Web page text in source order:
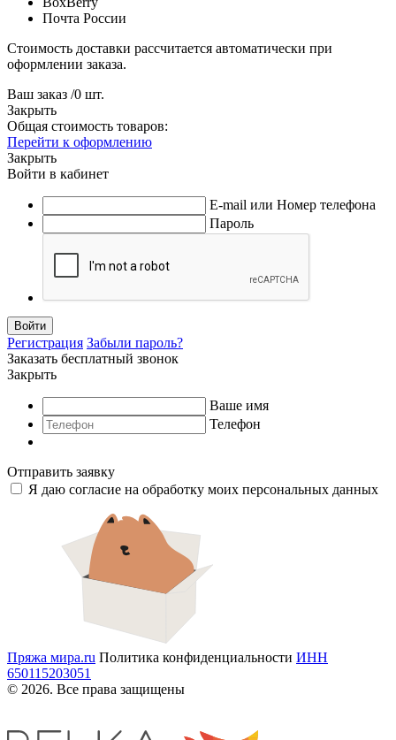
Почта России
Стоимость доставки рассчитается автоматически при
оформлении заказа.
Ваш заказ /0 шт.
Закрыть
Общая стоимость товаров:
Перейти к оформлению
Закрыть
Войти в кабинет
E-mail или Номер телефона
Пароль
Войти
Регистрация Забыли пароль?
Заказать бесплатный звонок
Закрыть
Ваше имя
Телефон
Отправить заявку
Я даю согласие на обработку моих персональных данных
Пряжа мира.ru Политика конфиденциальности ИНН
650115203051
© 2026. Все права защищены